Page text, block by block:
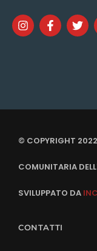
© COPYRIGHT
COMUNITARIA
SVILUPPATO DA
CONTATTI